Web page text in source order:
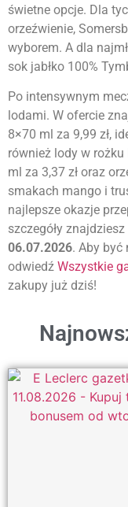
świetne opcje. Dla
orzeźwienie,
wyborem. A dla
sok jabłko 100%
Po intensywnym
lodami. W ofercie
8×70 ml za 9,99 zł,
również lody w
ml za 3,37 zł oraz
smakach mango i
najlepsze okazje
szczegóły
06.07.2026. Aby być
odwiedź Wszystkie
zakupy już dziś!